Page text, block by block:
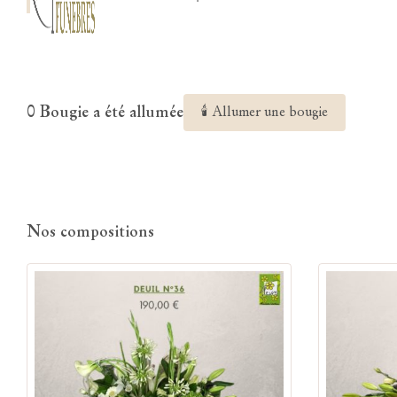
0 Bougie a été allumée 🕯 Allumer une bougie
Nos compositions